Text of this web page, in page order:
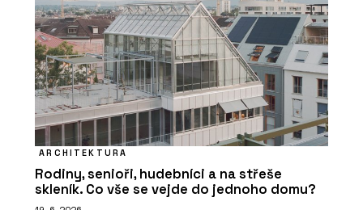
ARCHITEKTURA
Rodiny, senioři, hudebníci a na střeše
skleník. Co vše se vejde do jednoho domu?